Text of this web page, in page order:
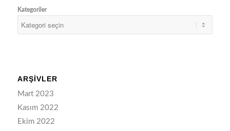
Kategoriler
ARŞIVLER
Mart 2023
Kasım 2022
Ekim 2022